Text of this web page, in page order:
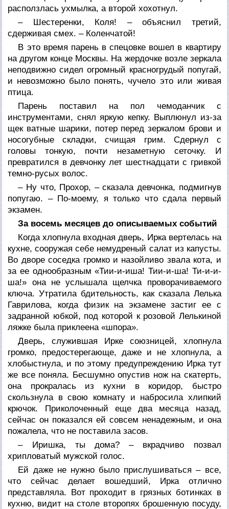
расползлась ухмылка, а второй хохотнул.
– Шестеренки, Коля! – объяснил третий,
сдерживая смех. – Коленчатой!
В это время парень в спецовке вошел в квартиру
на другом конце Москвы. На жердочке возле зеркала
неподвижно сидел огромный красногрудый попугай,
и невозможно было понять, чучело это или живая
птица.
Парень поставил на пол чемоданчик с
инструментами, снял яркую кепку. Выплюнул из-за
щек ватные шарики, потер перед зеркалом брови и
носогубные складки, счищая грим. Сдернул с
головы тонкую, почти незаметную сеточку. И
превратился в девчонку лет шестнадцати с гривкой
темно-русых волос.
– Ну что, Прохор, – сказала девчонка, подмигнув
попугаю. – По-моему, я только что сдала первый
экзамен.
За восемь месяцев до описываемых событий
Когда хлопнула входная дверь, Ирка вертелась на
кухне, сооружая себе немудреный салат из капусты.
Во дворе соседка громко и назойливо звала кота, и
за ее однообразным «Тии-и-иша! Тии-и-ша! Ти-и-и-
ша!» она не услышала щелчка проворачиваемого
ключа. Утратила бдительность, как сказала Лелька
Гаврилова, когда физик на экзамене застиг ее с
задранной юбкой, под которой к розовой Лелькиной
ляжке была приклеена «шпора».
Дверь, служившая Ирке союзницей, хлопнула
громко, предостерегающе, даже и не хлопнула, а
хлобыстнула, и по этому предупреждению Ирка тут
же все поняла. Бесшумно опустив нож на скатерть,
она прокралась из кухни в коридор, быстро
скользнула в свою комнату и набросила хлипкий
крючок. Приколоченный еще два месяца назад,
сейчас он показался ей совсем ненадежным, и она
пожалела, что не поставила засов.
– Иришка, ты дома? – вкрадчиво позвал
хрипловатый мужской голос.
Ей даже не нужно было прислушиваться – все,
что сейчас делает вошедший, Ирка отлично
представляла. Вот проходит в грязных ботинках в
кухню, видит на столе второпях брошенную посуду,